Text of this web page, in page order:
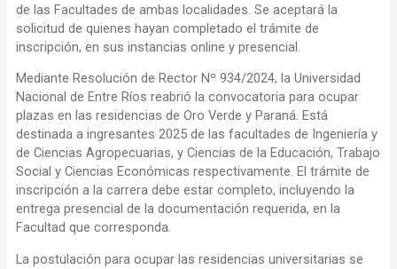
de las Facultades de ambas localidades. Se aceptará la
solicitud de quienes hayan completado el trámite de
inscripción, en sus instancias online y presencial.
Mediante Resolución de Rector Nº 934/2024, la Universidad
Nacional de Entre Ríos reabrió la convocatoria para ocupar
plazas en las residencias de Oro Verde y Paraná. Está
destinada a ingresantes 2025 de las facultades de Ingeniería y
de Ciencias Agropecuarias, y Ciencias de la Educación, Trabajo
Social y Ciencias Económicas respectivamente. El trámite de
inscripción a la carrera debe estar completo, incluyendo la
entrega presencial de la documentación requerida, en la
Facultad que corresponda.
La postulación para ocupar las residencias universitarias se